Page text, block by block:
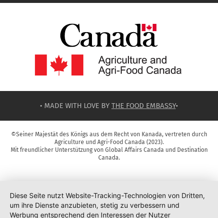
• MADE WITH LOVE BY THE FOOD EMBASSY•
©Seiner Majestät des Königs aus dem Recht von Kanada, vertreten durch
Agriculture und Agri-Food Canada (2023).
Mit freundlicher Unterstützung von Global Affairs Canada und Destination
Canada.
Diese Seite nutzt Website-Tracking-Technologien von Dritten,
um ihre Dienste anzubieten, stetig zu verbessern und
Werbung entsprechend den Interessen der Nutzer